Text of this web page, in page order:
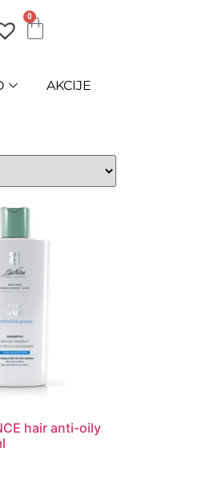
0
AKCIJE
hair anti-oily